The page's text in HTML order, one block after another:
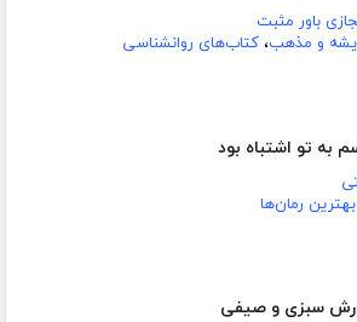
باور مثبت
و مذهب، کتاب‌های روانشناسی
به تو اشتباه بود
بهترین رمان‌ها
سبزی و صیفی